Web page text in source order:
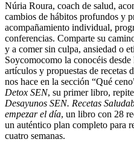
Núria Roura, coach de salud,
cambios de hábitos profundos y
acompañamiento individual,
conferencias. Comparte su
y a comer sin culpa, ansiedad o
Soycomocomo la conocéis
artículos y propuestas de recetas
nos hace en la sección “Qué
Detox SEN, su primer libro,
Desayunos SEN. Recetas
empezar el día, un libro con 28
un auténtico plan completo para
cuatro semanas.